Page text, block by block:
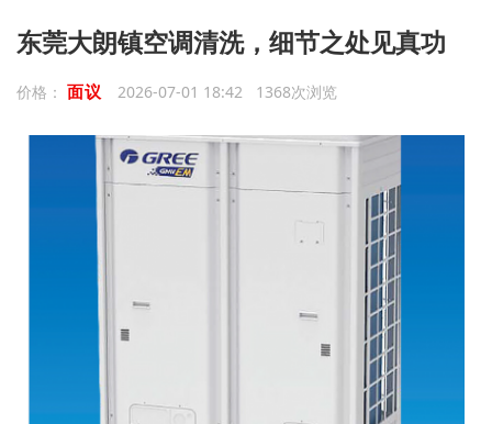
东莞大朗镇空调清洗，细节之处见真功
价格： 面议 2026-07-01 18:42 1368次浏览